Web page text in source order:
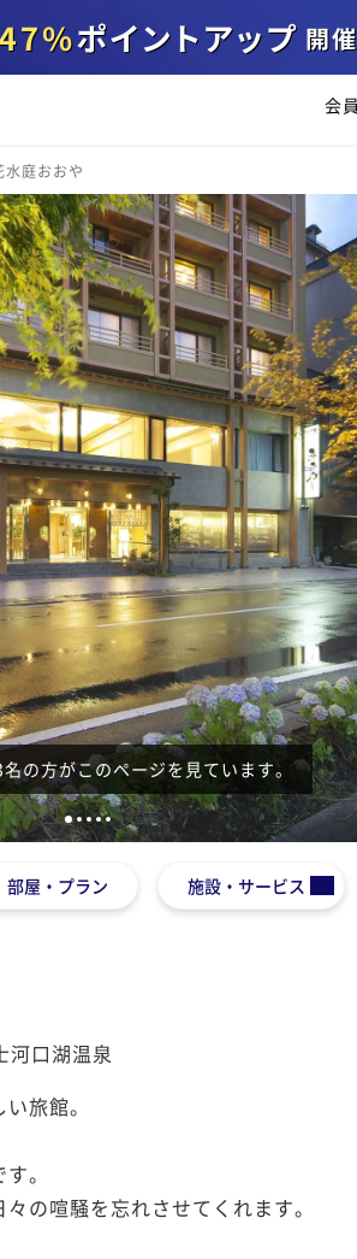
会
水庭おおや
の方がこのページを見ています。
1 2345
部屋・プラン 施設・サービス
河口湖温泉
旅館。
。
の喧騒を忘れさせてくれます。